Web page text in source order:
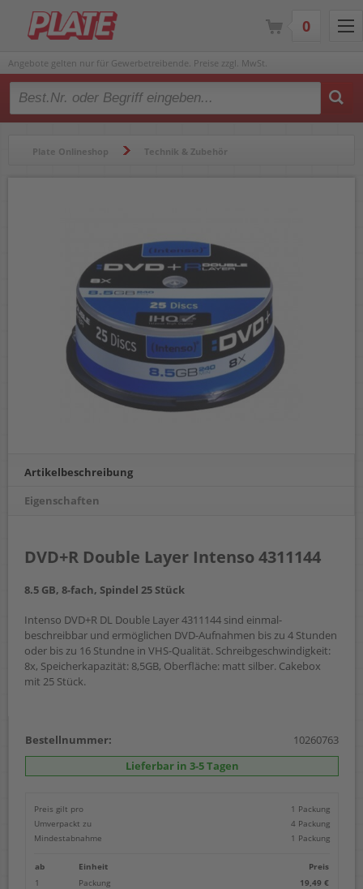
Angebote gelten nur für Gewerbetreibende. Preise zzgl. MwSt.
Type 2 or more characters for results.
Plate Onlineshop Technik & Zubehör
Artikelbeschreibung
Eigenschaften
DVD+R Double Layer Intenso 4311144
8.5 GB, 8-fach, Spindel 25 Stück
Intenso DVD+R DL Double Layer 4311144 sind einmal-
beschreibbar und ermöglichen DVD-Aufnahmen bis zu 4 Stunden
oder bis zu 16 Stundne in VHS-Qualität. Schreibgeschwindigkeit:
8x, Speicherkapazität: 8,5GB, Oberfläche: matt silber. Cakebox
mit 25 Stück.
Bestellnummer:
10260763
Lieferbar in 3-5 Tagen
Preis gilt pro
1 Packung
Umverpackt zu
4 Packung
Mindestabnahme
1 Packung
ab Einheit
Preis
1
Packung
19,49 €
0